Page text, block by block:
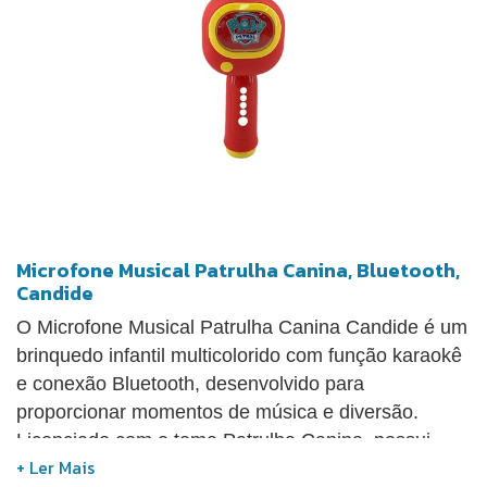
Microfone Musical Patrulha Canina, Bluetooth,
Candide
O Microfone Musical Patrulha Canina Candide é um
brinquedo infantil multicolorido com função karaokê
e conexão Bluetooth, desenvolvido para
proporcionar momentos de música e diversão.
Licenciado com o tema Patrulha Canina, possui
visual atrativo para as crianças e contribui para